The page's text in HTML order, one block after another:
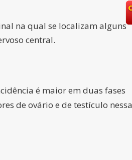
na qual se localizam alguns
central.
é maior em duas fases
de ovário e de testículo nessa